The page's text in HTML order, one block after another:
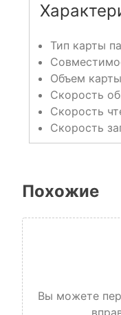
Тип карты
Объем
Скорость
Скорость
Скорость
Похожие
Вы можете